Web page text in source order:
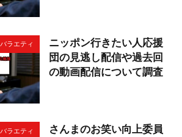
バラエティ
ニッポン行きたい人応援
団の見逃し配信や過去回
の動画配信について調査
バラエティ
さんまのお笑い向上委員